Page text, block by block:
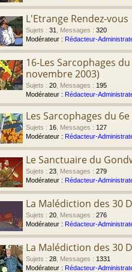
L'Etrange Rendez-vous
Sujets : 31 Messages : 320
Modérateur : Rédacteur-
16-Les Sarcophages
novembre 2003)
Sujets : 20 Messages : 195
Modérateur : Rédacteur-
Les Sarcophages du
Sujets : 16 Messages : 127
Modérateur : Rédacteur-
Le Sanctuaire du
Sujets : 23 Messages : 279
Modérateur : Rédacteur-
La Malédiction des 30
Sujets : 20 Messages : 276
Modérateur : Rédacteur-
La Malédiction des 30
Sujets : 28 Messages : 1331
Modérateur : Rédacteur-